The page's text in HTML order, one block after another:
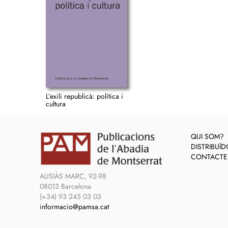
L’exili republicà: política i
cultura
AUSIÀS MARC, 92-98
08013 Barcelona
(+34) 93 245 03 03
informacio@pamsa.cat
QUI SOM?
CONTACTE